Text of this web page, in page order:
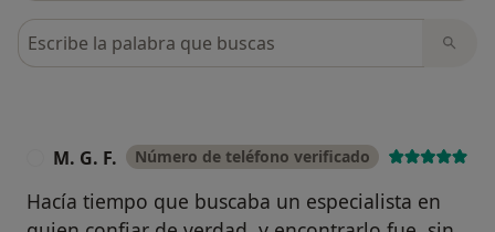
Busca en opiniones
M. G. F. Número de teléfono verificado
Hacía tiempo que buscaba un especialista en